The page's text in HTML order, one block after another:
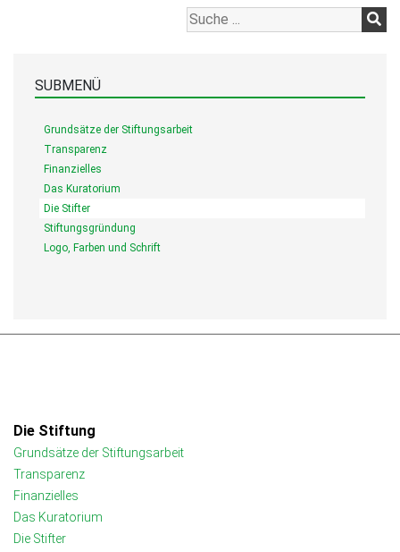
SUBMENÜ
Grundsätze der Stiftungsarbeit
Transparenz
Finanzielles
Das Kuratorium
Die Stifter
Stiftungsgründung
Logo, Farben und Schrift
Die Stiftung
Grundsätze der Stiftungsarbeit
Transparenz
Finanzielles
Das Kuratorium
Die Stifter